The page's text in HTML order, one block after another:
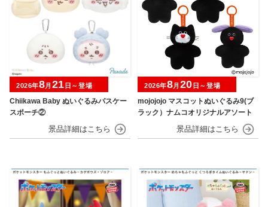
Chiikawa Baby ぬいぐるみパスケー
スポーチ②
2026年8月 21 日～登場
mojojojo マスコットぬいぐるみ9(ブ
ラック）ナムコオリジナルアソート
2026年8月 20 日～登場